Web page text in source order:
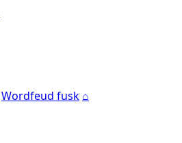
Wordfeud fusk ⌂